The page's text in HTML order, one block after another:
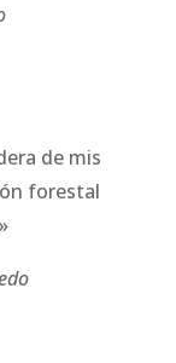
de mis
forestal